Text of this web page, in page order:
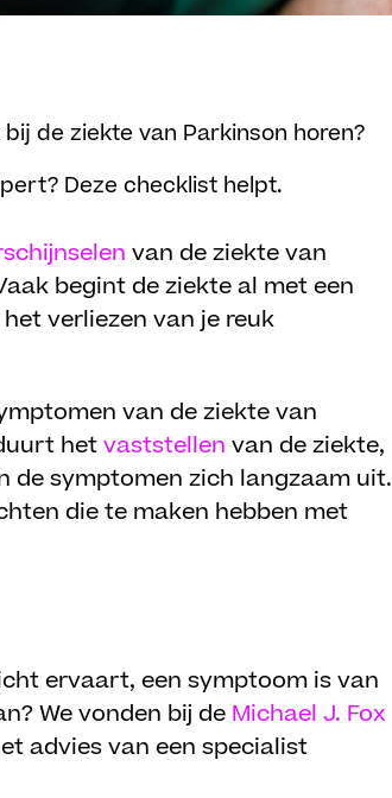
de ziekte van Parkinson horen?
Deze checklist helpt.
van de ziekte van
begint de ziekte al met een
verliezen van je reuk
van de ziekte van
hetvaststellen van de ziekte,
de symptomen zich langzaam uit.
die te maken hebben met
ervaart, een symptoom is van
We vonden bij de Michael J. Fox
advies van een specialist